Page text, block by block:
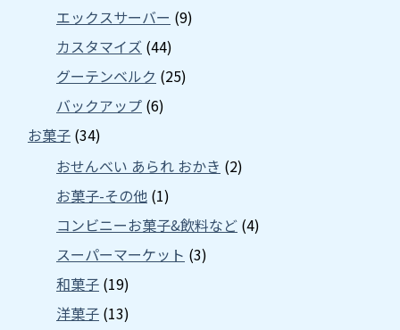
エックスサーバー (9)
カスタマイズ (44)
グーテンベルク (25)
バックアップ (6)
お菓子 (34)
おせんべい あられ おかき (2)
お菓子-その他 (1)
コンビニーお菓子&飲料など (4)
スーパーマーケット (3)
和菓子 (19)
洋菓子 (13)